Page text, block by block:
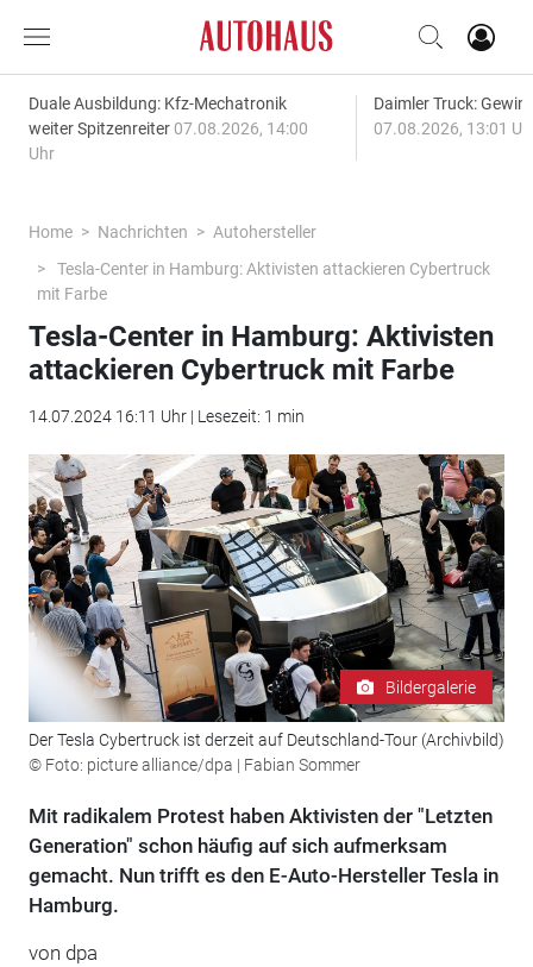
Duale Ausbildung: Kfz-Mechatronik
weiter Spitzenreiter 07.08.2026, 14:00
Uhr
Daimler Truck:
07.08.2026, 13:01
Home Nachrichten
Autohersteller
Tesla-Center in Hamburg: Aktivisten attackieren Cybertruck
mit Farbe
Tesla-Center in Hamburg: Aktivisten
attackieren Cybertruck mit Farbe
14.07.2024 16:11 Uhr | Lesezeit: 1 min
Bildergalerie
Der Tesla Cybertruck ist derzeit auf Deutschland-Tour (Archivbild)
© Foto: picture alliance/dpa | Fabian Sommer
Mit radikalem Protest haben Aktivisten der "Letzten
Generation" schon häufig auf sich aufmerksam
gemacht. Nun trifft es den E-Auto-Hersteller Tesla in
Hamburg.
von dpa